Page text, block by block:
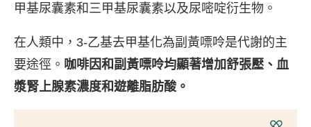
甲基尿囊素和三甲基尿囊素以及尿嘧啶衍生物。
在人類中，3-乙基去甲基化為副黃嘌呤是代謝的主
要途徑。 咖啡因和副黃嘌呤均顯著增加舒張壓、血
漿腎上腺素濃度和遊離脂肪酸。